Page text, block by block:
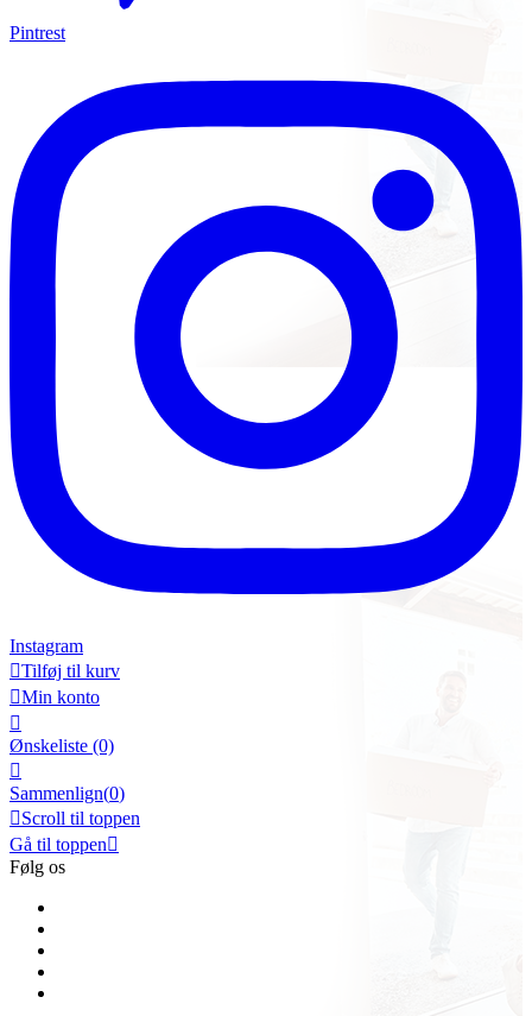
Pintrest
Instagram
Tilføj til kurv
Min konto

Ønskeliste (0)

Sammenlign(0)
Scroll til toppen
Gå til toppen
Følg os